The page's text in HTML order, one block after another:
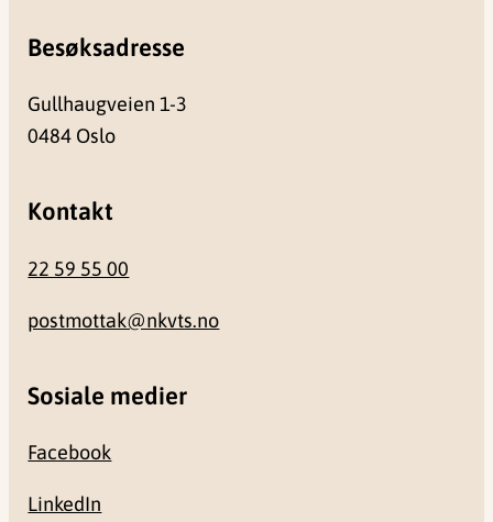
Besøksadresse
Gullhaugveien 1-3
0484 Oslo
Kontakt
22 59 55 00
postmottak@nkvts.no
Sosiale medier
Facebook
LinkedIn